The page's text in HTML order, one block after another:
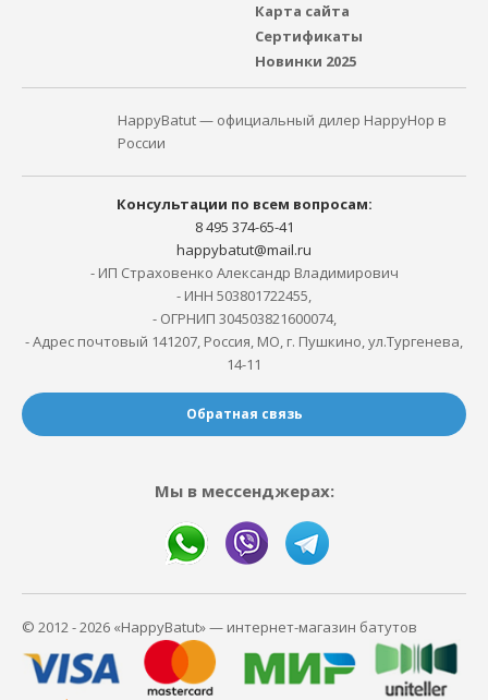
Карта сайта
Сертификаты
Новинки 2025
HappyBatut — официальный дилер HappyHop в
России
Консультации по всем вопросам:
8 495 374-65-41
happybatut@mail.ru
- ИП Страховенко Александр Владимирович
- ИНН 503801722455,
- ОГРНИП 304503821600074,
- Адрес почтовый 141207, Россия, МО, г. Пушкино, ул.Тургенева,
14-11
Обратная связь
Мы в мессенджерах:
© 2012 - 2026 «HappyBatut» — интернет-магазин батутов